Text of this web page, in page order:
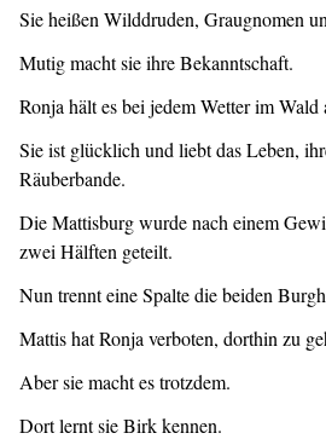
Sie heißen Wilddruden, Graugnomen
Mutig macht sie ihre Bekanntschaft.
Ronja hält es bei jedem Wetter im Wald
Sie ist glücklich und liebt das Leben,
Räuberbande.
Die Mattisburg wurde nach einem
zwei Hälften geteilt.
Nun trennt eine Spalte die beiden
Mattis hat Ronja verboten, dorthin zu
Aber sie macht es trotzdem.
Dort lernt sie Birk kennen.